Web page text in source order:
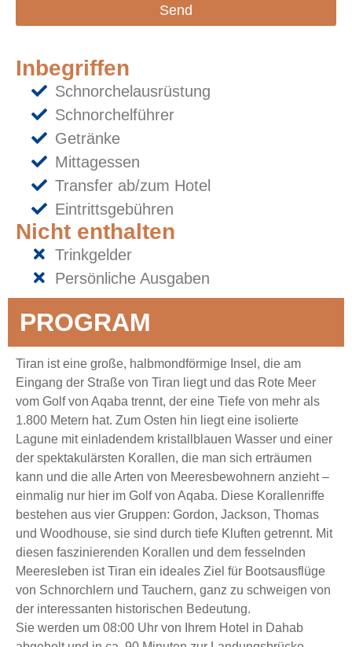
Send
Inbegriffen
Schnorchelausrüstung
Schnorchelführer
Getränke
Mittagessen
Transfer ab/zum Hotel
Eintrittsgebühren
Nicht enthalten
Trinkgelder
Persönliche Ausgaben
PROGRAM
Tiran ist eine große, halbmondförmige Insel, die am
Eingang der Straße von Tiran liegt und das Rote Meer
vom Golf von Aqaba trennt, der eine Tiefe von mehr als
1.800 Metern hat. Zum Osten hin liegt eine isolierte
Lagune mit einladendem kristallblauen Wasser und einer
der spektakulärsten Korallen, die man sich erträumen
kann und die alle Arten von Meeresbewohnern anzieht –
einmalig nur hier im Golf von Aqaba. Diese Korallenriffe
bestehen aus vier Gruppen: Gordon, Jackson, Thomas
und Woodhouse, sie sind durch tiefe Kluften getrennt. Mit
diesen faszinierenden Korallen und dem fesselnden
Meeresleben ist Tiran ein ideales Ziel für Bootsausflüge
von Schnorchlern und Tauchern, ganz zu schweigen von
der interessanten historischen Bedeutung.
Sie werden um 08:00 Uhr von Ihrem Hotel in Dahab